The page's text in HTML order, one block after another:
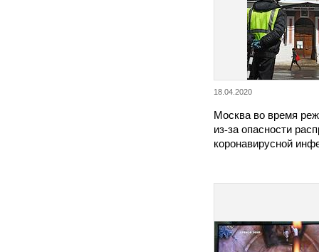
18.04.2020
Москва во время
из-за опасности
коронавирусной